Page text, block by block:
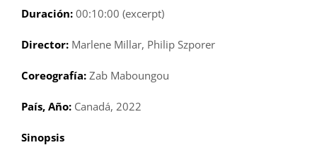
Duración: 00:10:00 (excerpt)
Director:Marlene Millar, Philip Szporer
Coreografía:Zab Maboungou
País, Año:Canadá, 2022
Sinopsis